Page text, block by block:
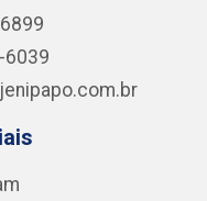
6039